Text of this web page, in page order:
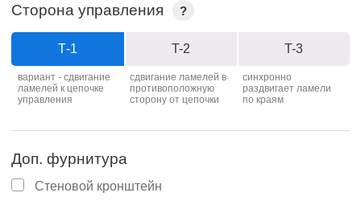
Сторона управления ?
Т-1 T-2 T-3
вариант - сдвигание
ламелей к цепочке
управления
сдвигание ламелей в
противоположную
сторону от цепочки
синхронно
раздвигает ламели
по краям
Доп. фурнитура
Стеновой кронштейн